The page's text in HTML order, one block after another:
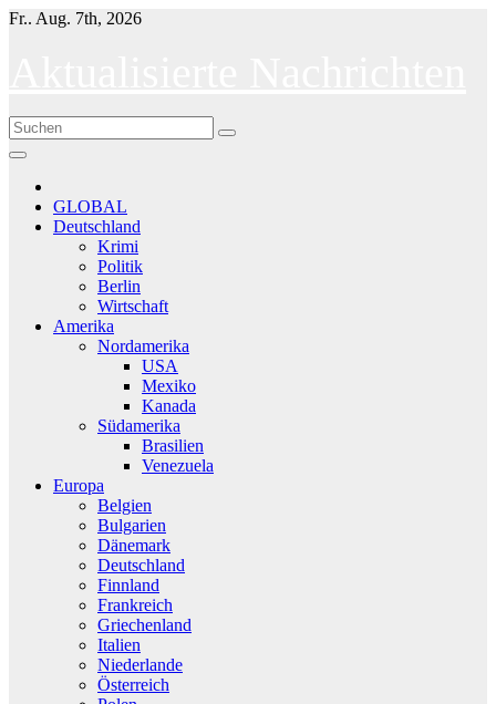
Skip
Fr.. Aug. 7th, 2026
GLOBAL
Deutschland
Krimi
Politik
Berlin
Wirtschaft
Amerika
Nordamerika
USA
Mexiko
Kanada
Südamerika
Brasilien
Venezuela
Europa
Belgien
Bulgarien
Dänemark
Deutschland
Finnland
Frankreich
Griechenland
Italien
Niederlande
Österreich